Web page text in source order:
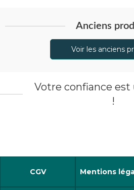
Anciens
Voir les anciens
Votre confiance
!
CGV Mentions